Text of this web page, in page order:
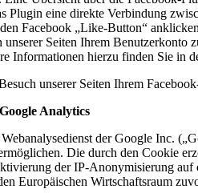
Plugin eine direkte Verbindung
Facebook „Like-Button“
Seiten Ihrem
Informationen hierzu finden Sie in
unserer Seiten Ihrem
Analytics
der Google Inc.
Die durch den Cookie
der IP-Anonymisierung
Europäischen Wirtschaftsraum